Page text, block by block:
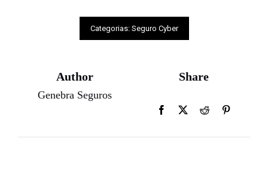
Categorias: Seguro Cyber
Author
Genebra Seguros
Share